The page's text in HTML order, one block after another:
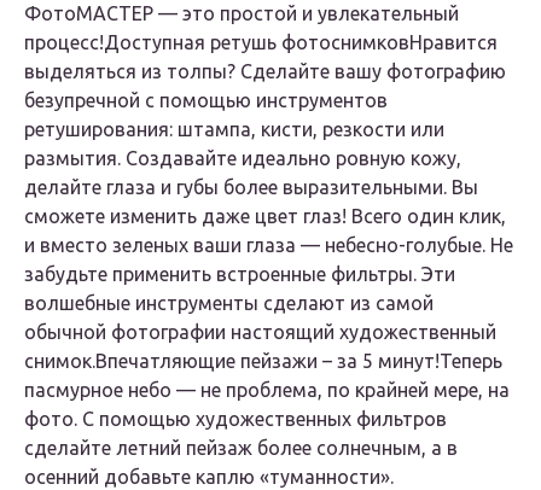
ФотоМАСТЕР — это простой и увлекательный
процесс!Доступная ретушь фотоснимковНравится
выделяться из толпы? Сделайте вашу фотографию
безупречной с помощью инструментов
ретуширования: штампа, кисти, резкости или
размытия. Создавайте идеально ровную кожу,
делайте глаза и губы более выразительными. Вы
сможете изменить даже цвет глаз! Всего один клик,
и вместо зеленых ваши глаза — небесно-голубые. Не
забудьте применить встроенные фильтры. Эти
волшебные инструменты сделают из самой
обычной фотографии настоящий художественный
снимок.Впечатляющие пейзажи – за 5 минут!Теперь
пасмурное небо — не проблема, по крайней мере, на
фото. С помощью художественных фильтров
сделайте летний пейзаж более солнечным, а в
осенний добавьте каплю «туманности».